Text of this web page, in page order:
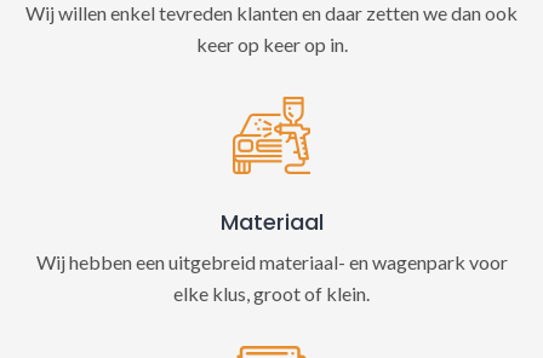
Wij willen enkel tevreden klanten en daar zetten we dan ook
keer op keer op in.
Materiaal
Wij hebben een uitgebreid materiaal- en wagenpark voor
elke klus, groot of klein.